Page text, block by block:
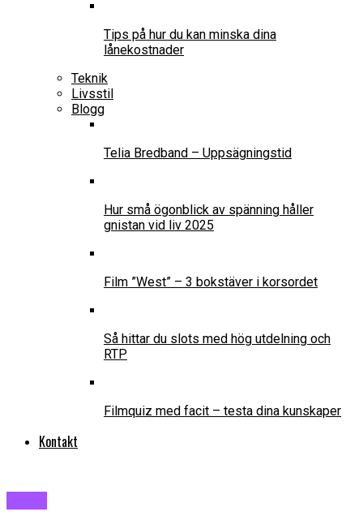
Tips på hur du kan minska dina
lånekostnader
Teknik
Livsstil
Blogg
Telia Bredband – Uppsägningstid
Hur små ögonblick av spänning håller
gnistan vid liv 2025
Film ”West” – 3 bokstäver i korsordet
Så hittar du slots med hög utdelning och
RTP
Filmquiz med facit – testa dina kunskaper
Kontakt